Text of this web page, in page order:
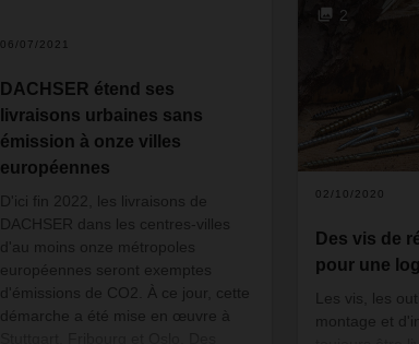
06/07/2021
DACHSER étend ses
livraisons urbaines sans
émission à onze villes
européennes
D'ici fin 2022, les livraisons de
DACHSER dans les centres-villes
d'au moins onze métropoles
européennes seront exemptes
d'émissions de CO2. À ce jour, cette
démarche a été mise en œuvre à
2
02/10/2020
Des vis de
pour une
Les vis, les
montage et